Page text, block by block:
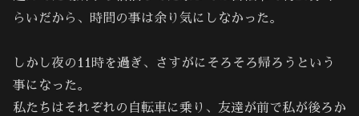
らいだから、時間の事は余り気にしなかった。
しかし夜の11時を過ぎ、さすがにそろそろ帰ろうという
事になった。
私たちはそれぞれの自転車に乗り、友達が前で私が後ろか